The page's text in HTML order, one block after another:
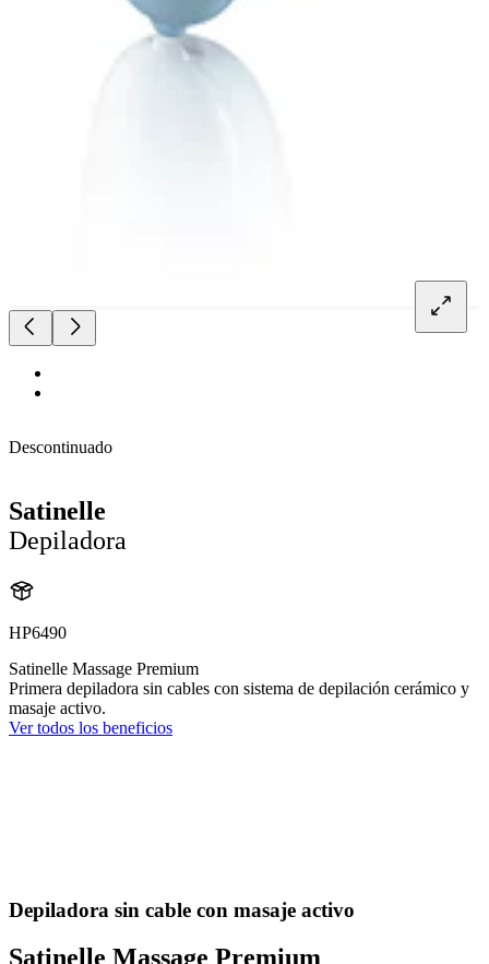
Descontinuado
Satinelle
Depiladora
HP6490
Satinelle Massage Premium
Primera depiladora sin cables con sistema de depilación cerámico y
masaje activo.
Ver todos los beneficios
Depiladora sin cable con masaje activo
Satinelle Massage Premium